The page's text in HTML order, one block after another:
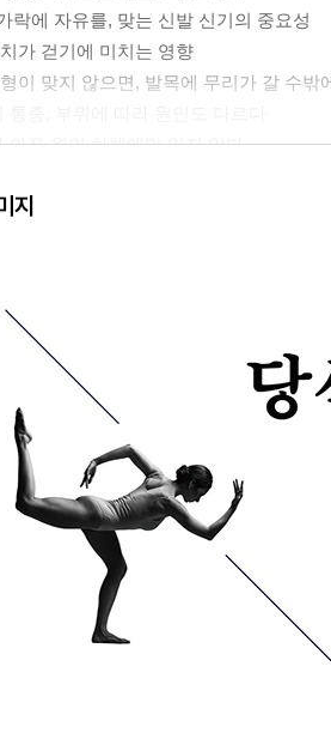
락에 자유를, 맞는 신발 신기의 중요성
가 걷기에 미치는 영향
이 맞지 않으면, 발목에 무리가 갈 수밖
아픈 원인 하체에만 있지 않다
걷기에는 알맞은 준비물이 필요하다
뛸 때 아프면 일단 멈춰라
과신전되는 이유, 무릎은 골반과 함께 움
에도 종류가 있다
, 살이 아닌 혈액순환이 문제다
바로잡고 싶다면 한 시간에 한 번은 일어
유연성이 체형을 결정한다
의 운동성은 세 가지 방향으로 구분된다
이 제대로 움직이지 못할 때
에서 소리가 나는 두 가지 이유
불편하게 하는 자세들, 사소한 습관부터
지